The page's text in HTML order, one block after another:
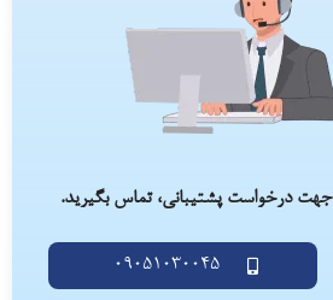
جهت درخواست پشتیبانی، تماس بگیرید.
09051030045